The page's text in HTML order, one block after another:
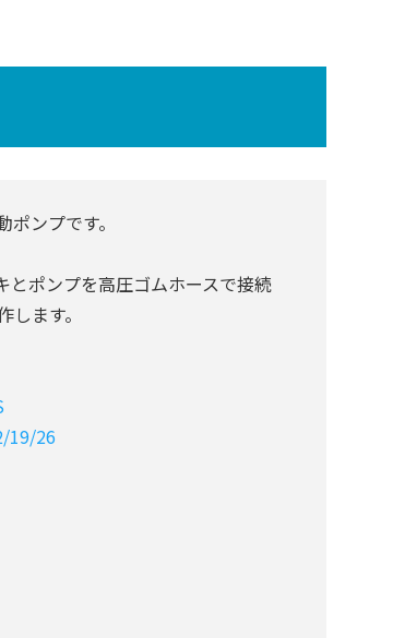
ンプです。
とポンプを高圧ゴムホースで接続
ます。
19/26